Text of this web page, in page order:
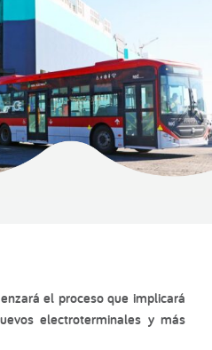
el proceso que implicará
electroterminales y más